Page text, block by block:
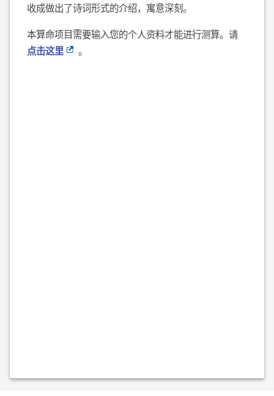
收成做出了诗词形式的介绍，寓意深刻。
本算命项目需要输入您的个人资料才能进行测算。请
点击这里
。